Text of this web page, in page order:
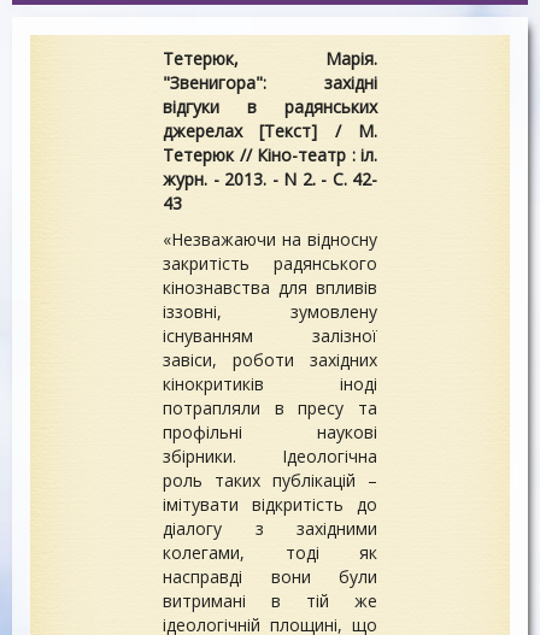
Тетерюк, Марія.
"Звенигора": західні
відгуки в радянських
джерелах [Текст] / М.
Тетерюк // Кіно-театр : іл.
журн. - 2013. - N 2. - С. 42-
43
«Незважаючи на відносну
закритість радянського
кінознавства для впливів
іззовні, зумовлену
існуванням залізної
завіси, роботи західних
кінокритиків іноді
потрапляли в пресу та
профільні наукові
збірники. Ідеологічна
роль таких публікацій –
імітувати відкритість до
діалогу з західними
колегами, тоді як
насправді вони були
витримані в тій же
ідеологічній площині, що